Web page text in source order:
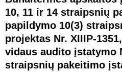
10, 11 ir 14 straipsnių
papildymo 10(3)
projektas Nr. XIIIP-
vidaus audito įstatymo
straipsnių pakeitimo